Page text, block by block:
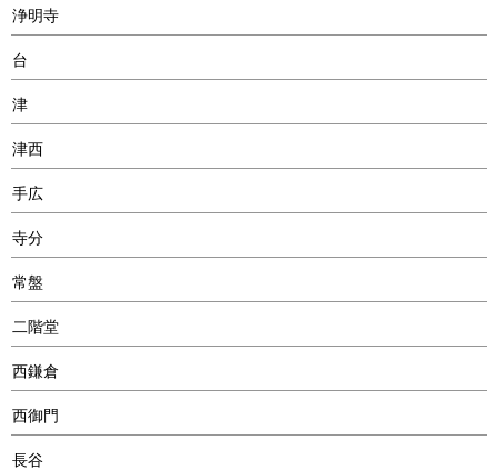
浄明寺
台
津
津西
手広
寺分
常盤
二階堂
西鎌倉
西御門
長谷